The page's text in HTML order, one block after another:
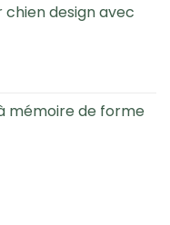
design avec
mémoire de forme